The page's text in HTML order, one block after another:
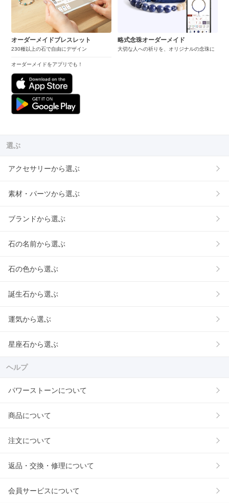
オーダーメイドブレスレット
230種以上の石で自由にデザイン
オーダーメイドをアプリでも！
略式念珠オーダーメイド
大切な人への祈りを、オリジナルの念珠に
選ぶ
アクセサリーから選ぶ
素材・パーツから選ぶ
ブランドから選ぶ
石の名前から選ぶ
石の色から選ぶ
誕生石から選ぶ
運気から選ぶ
星座石から選ぶ
ヘルプ
パワーストーンについて
商品について
注文について
返品・交換・修理について
会員サービスについて